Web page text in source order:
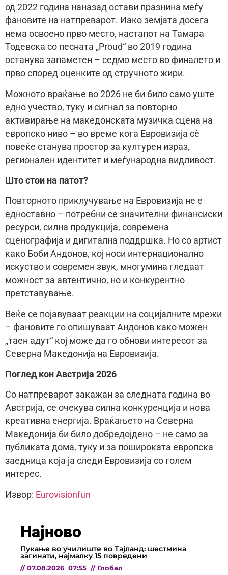
од 2022 година наназад остави празнина меѓу
фановите на натпреварот. Иако земјата досега
нема освоено прво место, настапот на Тамара
Тодевска со песната „Proud“ во 2019 година
останува запаметен – седмо место во финалето и
прво според оценките од стручното жири.
Можното враќање во 2026 не би било само уште
едно учество, туку и сигнал за повторно
активирање на македонската музичка сцена на
европско ниво – во време кога Евровизија сè
повеќе станува простор за културен израз,
регионален идентитет и меѓународна видливост.
Што стои на патот?
Повторното приклучување на Евровизија не е
едноставно – потребни се значителни финансиски
ресурси, силна продукција, современа
сценографија и дигитална поддршка. Но со артист
како Боби Андонов, кој носи интернационално
искуство и современ звук, многумина гледаат
можност за автентично, но и конкурентно
претставување.
Веќе се појавуваат реакции на социјалните мрежи
– фановите го опишуваат Андонов како можен
„таен адут“ кој може да го обнови интересот за
Северна Македонија на Евровизија.
Поглед кон Австрија 2026
Со натпреварот закажан за следната година во
Австрија, се очекува силна конкуренција и нова
креативна енергија. Враќањето на Северна
Македонија би било добредојдено – не само за
публиката дома, туку и за пошироката европска
заедница која ја следи Евровизија со голем
интерес.
Извор: Eurovisionfun
Најново
Пукање во училиште во Тајланд: шестмина
загинати, најмалку 15 повредени
// 07.08.2026 07:55 // Глобал